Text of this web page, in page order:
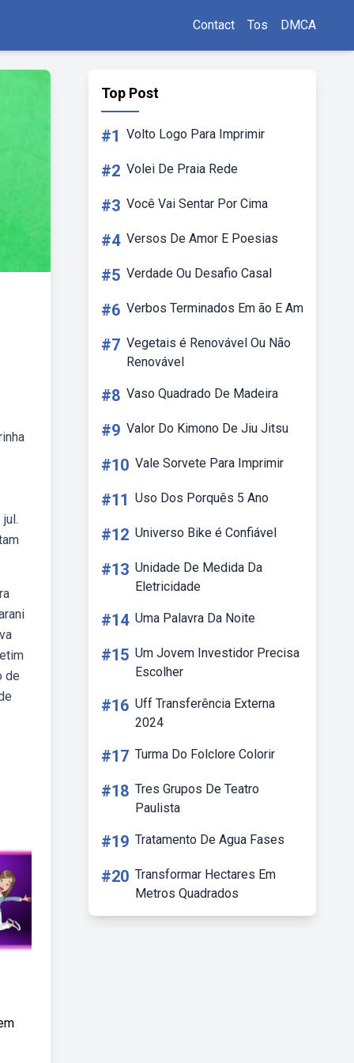
Contact Tos DMCA
de
Top Post
#1 Volto Logo Para Imprimir
#2 Volei De Praia Rede
#3 Você Vai Sentar Por Cima
#4 Versos De Amor E Poesias
#5 Verdade Ou Desafio Casal
#6 Verbos Terminados Em ão E Am
#7 Vegetais é Renovável Ou Não
Renovável
#8 Vaso Quadrado De Madeira
#9 Valor Do Kimono De Jiu Jitsu
#10 Vale Sorvete Para Imprimir
#11 Uso Dos Porquês 5 Ano
#12 Universo Bike é Confiável
#13 Unidade De Medida Da
Eletricidade
#14 Uma Palavra Da Noite
#15 Um Jovem Investidor Precisa
Escolher
#16 Uff Transferência Externa
2024
#17 Turma Do Folclore Colorir
#18 Tres Grupos De Teatro
Paulista
#19 Tratamento De Agua Fases
#20 Transformar Hectares Em
Metros Quadrados